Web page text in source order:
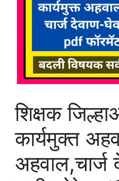
शिक्षक
कार्यमुक्त
अहवाल,चार्ज